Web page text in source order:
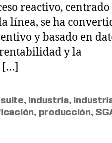
reactivo, centrado
línea, se ha
y basado en
y la
[…]
, industria,
, producción,